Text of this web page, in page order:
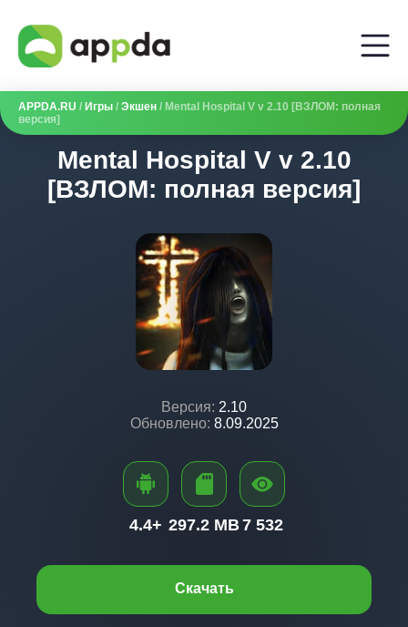
APPDA.RU / Игры / Экшен / Mental Hospital V v 2.10 [ВЗЛОМ: полная
версия]
Mental Hospital V v 2.10
[ВЗЛОМ: полная версия]
Версия: 2.10
Обновлено: 8.09.2025
Скачать
4.4+ 297.2 MB7 532